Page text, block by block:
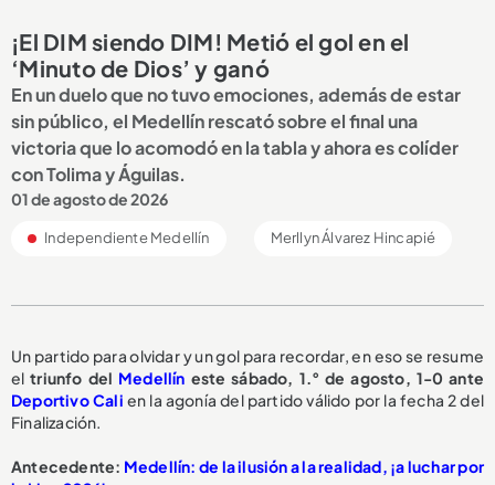
¡El DIM siendo DIM! Metió el gol en el
‘Minuto de Dios’ y ganó
En un duelo que no tuvo emociones, además de estar
sin público, el Medellín rescató sobre el final una
victoria que lo acomodó en la tabla y ahora es colíder
con Tolima y Águilas.
01 de agosto de 2026
Independiente Medellín Merllyn Álvarez Hincapié
Un partido para olvidar y un gol para recordar, en eso se resume
eltriunfo del Medellín este sábado, 1.° de agosto, 1-0 ante
Deportivo Cali en la agonía del partido válido por la fecha 2 del
Finalización.
Antecedente: Medellín: de la ilusión a la realidad, ¡a luchar por